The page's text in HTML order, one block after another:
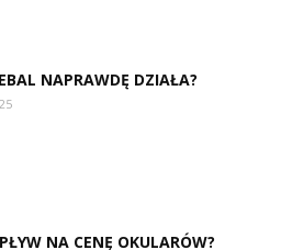
NAPRAWDĘ DZIAŁA?
NA CENĘ OKULARÓW?